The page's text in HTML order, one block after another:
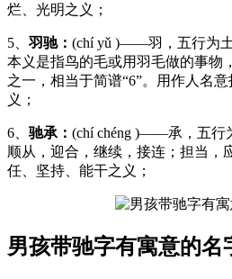
烂、光明之义；
5、 羽驰： (chí yǔ )——羽，五行为
本义是指鸟的毛或用羽毛做的事物
之一，相当于简谱“6”。用作人名
义；
6、 驰承： (chí chéng )——承，五行
顺从，迎合，继续，接连；担当，
任、坚持、能干之义；
男孩带驰字有寓意的名